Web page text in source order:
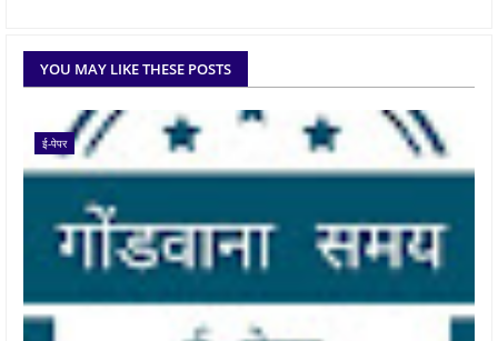
YOU MAY LIKE THESE POSTS
ई-पेपर